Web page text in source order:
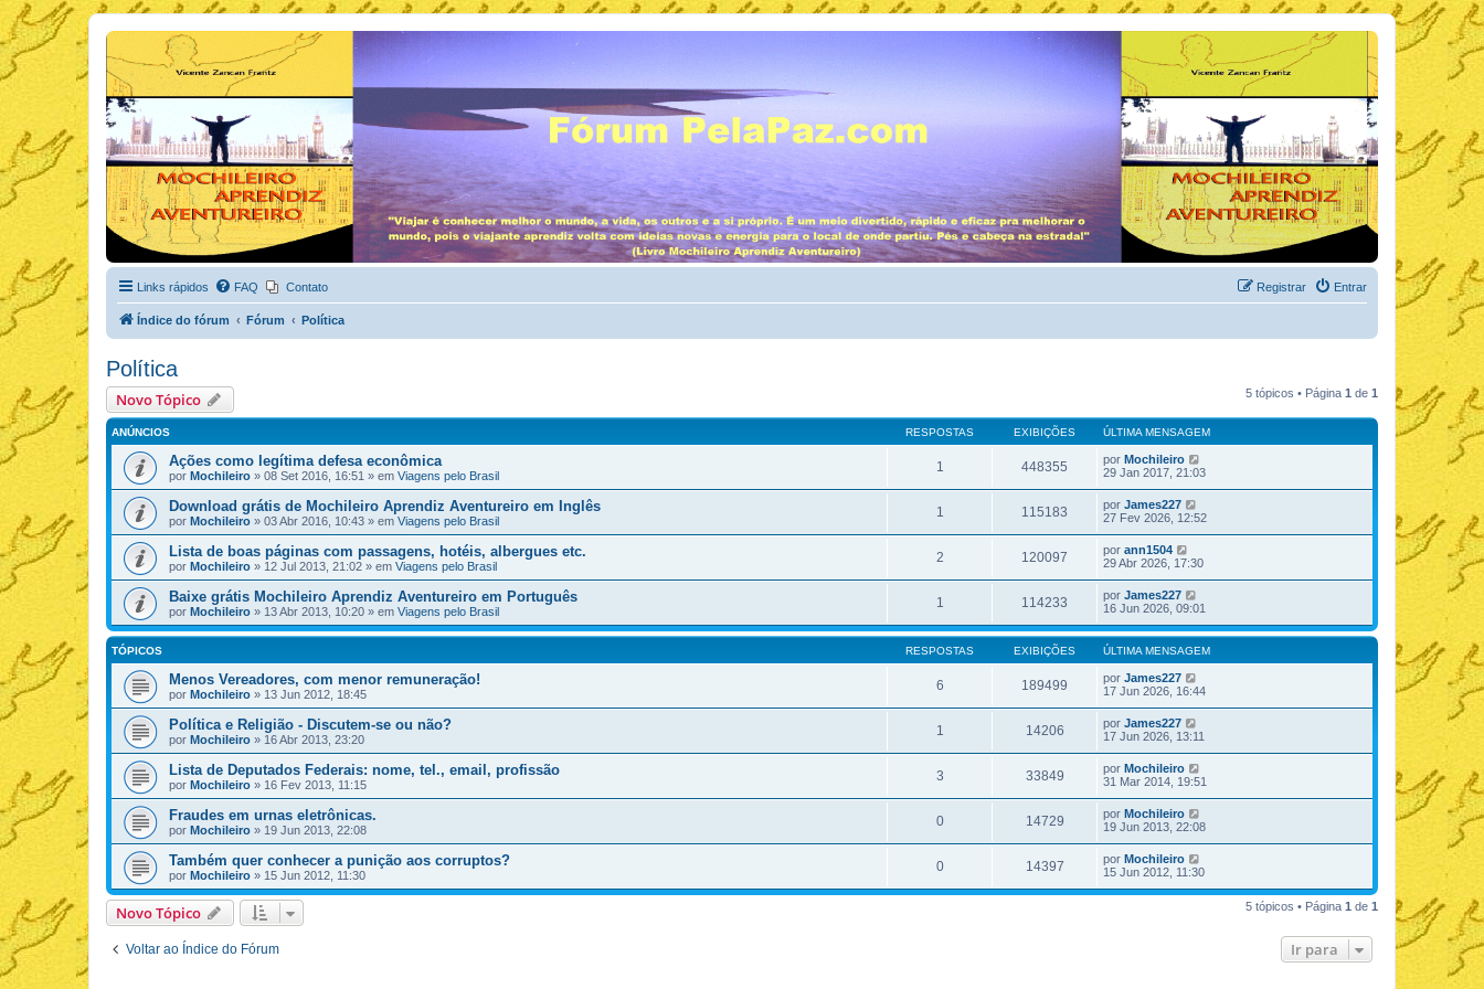
Links rápidos FAQ Contato Entrar
Registrar
Índice do fórum Fórum Política
Política
Novo Tópico 5 tópicos • Página 1 de 1
ANÚNCIOS RESPOSTAS EXIBIÇÕES ÚLTIMA MENSAGEM
Ações como legítima defesa econômica
por Mochileiro » 08 Set 2016, 16:51 » em Viagens pelo Brasil
1 448355 por Mochileiro
29 Jan 2017, 21:03
Download grátis de Mochileiro Aprendiz Aventureiro em Inglês
por Mochileiro » 03 Abr 2016, 10:43 » em Viagens pelo Brasil
1 115183 por James227
27 Fev 2026, 12:52
Lista de boas páginas com passagens, hotéis, albergues etc.
por Mochileiro » 12 Jul 2013, 21:02 » em Viagens pelo Brasil
2 120097 por ann1504
29 Abr 2026, 17:30
Baixe grátis Mochileiro Aprendiz Aventureiro em Português
por Mochileiro » 13 Abr 2013, 10:20 » em Viagens pelo Brasil
1 114233 por James227
16 Jun 2026, 09:01
TÓPICOS RESPOSTAS EXIBIÇÕES ÚLTIMA MENSAGEM
Menos Vereadores, com menor remuneração!
por Mochileiro » 13 Jun 2012, 18:45
6 189499 por James227
17 Jun 2026, 16:44
Política e Religião - Discutem-se ou não?
por Mochileiro » 16 Abr 2013, 23:20
1 14206 por James227
17 Jun 2026, 13:11
Lista de Deputados Federais: nome, tel., email, profissão
por Mochileiro » 16 Fev 2013, 11:15
3 33849 por Mochileiro
31 Mar 2014, 19:51
Fraudes em urnas eletrônicas.
por Mochileiro » 19 Jun 2013, 22:08
0 14729 por Mochileiro
19 Jun 2013, 22:08
Também quer conhecer a punição aos corruptos?
por Mochileiro » 15 Jun 2012, 11:30
0 14397 por Mochileiro
15 Jun 2012, 11:30
Novo Tópico 5 tópicos • Página 1 de 1
Voltar ao Índice do Fórum Ir para